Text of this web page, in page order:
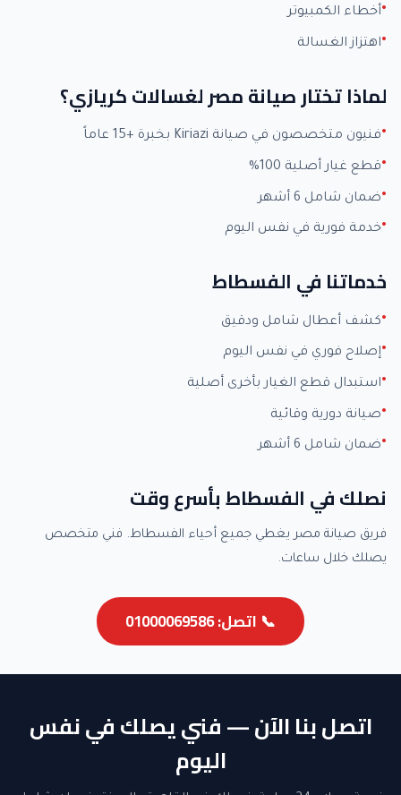
أخطاء الكمبيوتر
اهتزاز الغسالة
لماذا تختار صيانة مصر لغسالات كريازي؟
فنيون متخصصون في صيانة Kiriazi بخبرة +15 عاماً
قطع غيار أصلية 100%
ضمان شامل 6 أشهر
خدمة فورية في نفس اليوم
خدماتنا في الفسطاط
كشف أعطال شامل ودقيق
إصلاح فوري في نفس اليوم
استبدال قطع الغيار بأخرى أصلية
صيانة دورية وقائية
ضمان شامل 6 أشهر
نصلك في الفسطاط بأسرع وقت
فريق صيانة مصر يغطي جميع أحياء الفسطاط. فني متخصص
يصلك خلال ساعات.
📞 اتصل: 01000069586
اتصل بنا الآن — فني يصلك في نفس
اليوم